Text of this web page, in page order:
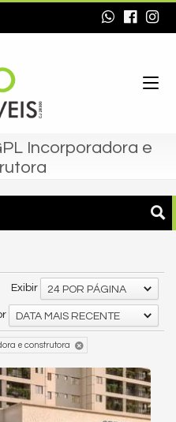
Incorporadora e
Exibir 24 POR PÁGINA
DATA MAIS RECENTE
e construtora